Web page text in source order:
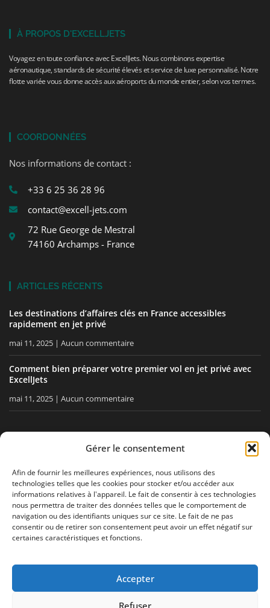
Gérer le consentement
Afin de fournir les meilleures expériences, nous utilisons des
technologies telles que les cookies pour stocker et/ou accéder aux
informations relatives à l'appareil. Le fait de consentir à ces technologies
nous permettra de traiter des données telles que le comportement de
navigation ou des identifiants uniques sur ce site. Le fait de ne pas
consentir ou de retirer son consentement peut avoir un effet négatif sur
certaines caractéristiques et fonctions.
Accepter
Refuser
À PROPOS D'EXCELLJETS
Voyagez en toute confiance avec ExcellJets. Nous combinons expertise
aéronautique, standards de sécurité élevés et service de luxe personnalisé. Notre
flotte variée vous donne accès aux aéroports du monde entier, selon vos termes.
COORDONNÉES
Nos informations de contact :
+33 6 25 36 28 96
contact@excell-jets.com
72 Rue George de Mestral
74160 Archamps - France
ARTICLES RÉCENTS
Les destinations d’affaires clés en France accessibles
rapidement en jet privé
mai 11, 2025 Aucun commentaire
Comment bien préparer votre premier vol en jet privé avec
ExcellJets
mai 11, 2025 Aucun commentaire
RESTEZ INFORMÉ
Recevez nos conseils, nos actualités directement dans votre
boîte email.
J'acceptela politique de confidentialité